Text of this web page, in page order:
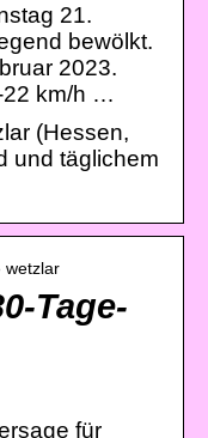
21.
bewölkt.
2023.
22 km/h …
(Hessen,
und täglichem
wetzlar
Tage-
für